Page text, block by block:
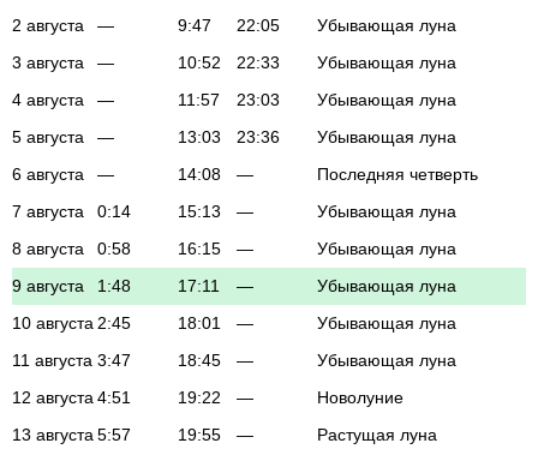
2 августа
— 9:47 22:05
Убывающая луна
3 августа
— 10:52 22:33
Убывающая луна
4 августа
— 11:57 23:03
Убывающая луна
5 августа
— 13:03 23:36
Убывающая луна
6 августа
— 14:08 —
Последняя четверть
7 августа
0:14 15:13 —
Убывающая луна
8 августа
0:58 16:15 —
Убывающая луна
9 августа
1:48 17:11 —
Убывающая луна
10 августа 2:45 18:01 —
Убывающая луна
11 августа 3:47 18:45 —
Убывающая луна
12 августа 4:51 19:22 —
Новолуние
13 августа 5:57 19:55 —
Растущая луна